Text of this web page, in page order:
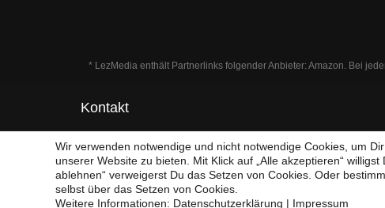
* LezMedia enthält Partnerlinks folgender Anbieter: Amazon. Bei
Kontakt
Impressum
Datenschutzerklärung
Wir verwenden notwendige und nicht notwendige Cookies, um
unserer Website zu bieten. Mit Klick auf „Alle akzeptieren“
ablehnen“ verweigerst Du das Setzen von Cookies. Oder
selbst über das Setzen von Cookies.
Weitere Informationen: Datenschutzerklärung | Impressum